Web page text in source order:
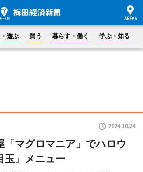
遊ぶ 買う 暮らす・働く 学ぶ・知る
2024.10.24
「マグロマニア」でハロウ
玉」メニュー